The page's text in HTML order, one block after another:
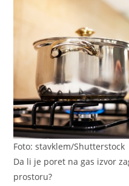
Foto: stavklem/Shutterstock
Da li je poret na gas izvor
prostoru?